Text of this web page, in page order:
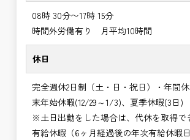
08時 30分〜17時 15分
時間外労働有り 月平均10時間
休日
完全週休2日制（土・日・祝日）・年間休
末年始休暇(12/29～1/3)、夏季休暇(3日)
※土日出勤をした場合は、代休を取得で
有給休暇（6ヶ月経過後の年次有給休暇